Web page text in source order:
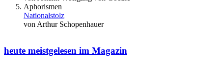
Aphorismen
Nationalstolz
von Arthur Schopenhauer
heute meistgelesen im Magazin